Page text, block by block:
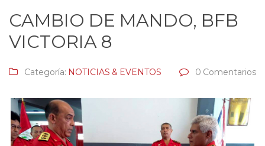
CAMBIO DE MANDO, BFB
VICTORIA 8
Categoría: NOTICIAS & EVENTOS 0 Comentarios